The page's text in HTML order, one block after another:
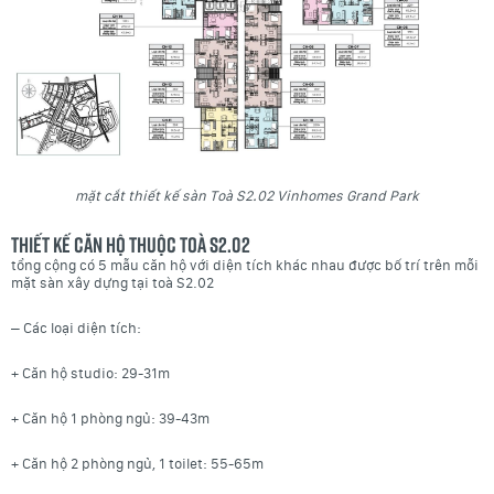
mặt cắt thiết kế sàn Toà S2.02 Vinhomes Grand Park
Thiết kế căn hộ thuộc Toà S2.02
tổng cộng có 5 mẫu căn hộ với diện tích khác nhau được bố trí trên mỗi
mặt sàn xây dựng tại toà S2.02
– Các loại diện tích:
+ Căn hộ studio: 29-31m
+ Căn hộ 1 phòng ngủ: 39-43m
+ Căn hộ 2 phòng ngủ, 1 toilet: 55-65m